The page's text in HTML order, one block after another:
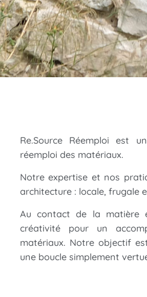
Re.Source Réemploi est
réemploi des matériaux.
Notre expertise et nos
architecture : locale, frugale
Au contact de la matière
créativité pour un
matériaux. Notre objectif
une boucle simplement